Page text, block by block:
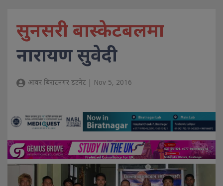
सुनसरी बास्केटबलमा
नारायण सुवेदी
आवर बिराटनगर डटनेट | Nov 5, 2016